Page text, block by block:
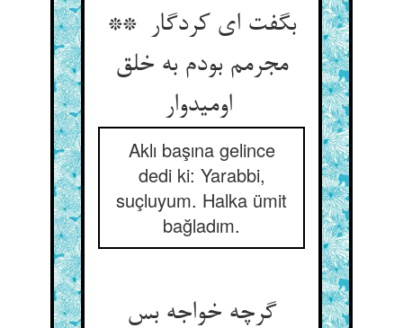
بگفت ای کردگار **
مجرمم بودم به خلق
اومیدوار
Aklı başına gelince
dedi ki: Yarabbi,
suçluyum. Halka ümit
bağladım.
گرچه خواجه بس